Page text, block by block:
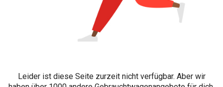
Leider ist diese Seite zurzeit nicht verfügbar. Aber wir